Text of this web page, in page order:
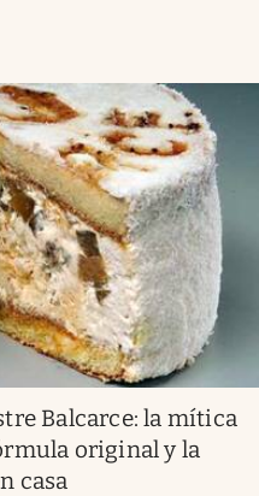
Balcarce: la mítica
original y la
casa